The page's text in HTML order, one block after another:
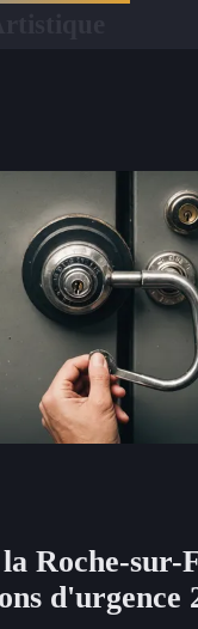
Roche-sur-
d'urgence